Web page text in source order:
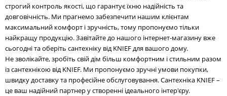
строгий контроль якості, що гарантує їхню надійність та
довговічність. Ми прагнемо забезпечити нашим клієнтам
максимальний комфорт і зручність, тому пропонуємо тільки
найкращу продукцію. Завітайте до нашого інтернет-магазину вже
сьогодні та оберіть сантехніку від KNIEF для вашого дому.
Не зволікайте, зробіть свій дім більш комфортним і стильним разом
із сантехнікою від KNIEF. Ми пропонуємо зручні умови покупки,
швидку доставку та професійне обслуговування. Сантехніка KNIEF –
це ваш надійний партнер у створенні ідеального інтер'єру.